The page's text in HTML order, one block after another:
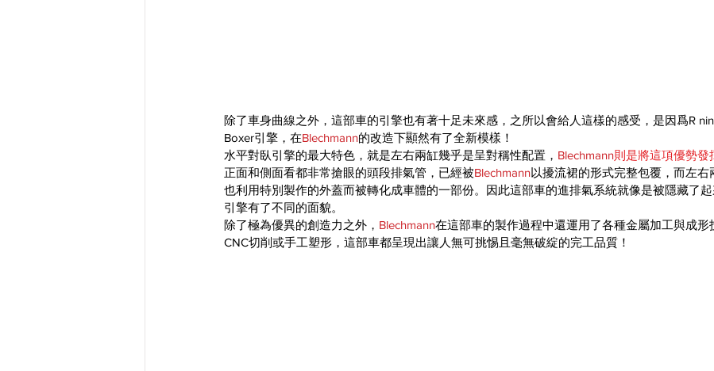
除了車身曲線之外，這部車的引擎也有著十足未來感，之所以會給人這樣的感受，是因爲R
Boxer引擎，在Blechmann的改造下顯然有了全新模樣！
水平對臥引擎的最大特色，就是左右兩缸幾乎是呈對稱性配置， Blechmann則是將這項優勢發
正面和側面看都非常搶眼的頭段排氣管，已經被Blechmann以擾流裙的形式完整包覆，而左右
也利用特別製作的外蓋而被轉化成車體的一部份。因此這部車的進排氣系統就像是被隱藏了
引擎有了不同的面貌。
除了極為優異的創造力之外， Blechmann在這部車的製作過程中還運用了各種金屬加工與成形
CNC切削或手工塑形，這部車都呈現出讓人無可挑惕且毫無破綻的完工品質！